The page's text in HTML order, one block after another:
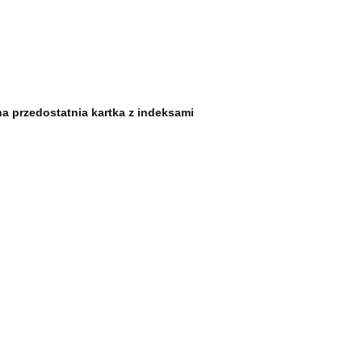
przedostatnia kartka z indeksami